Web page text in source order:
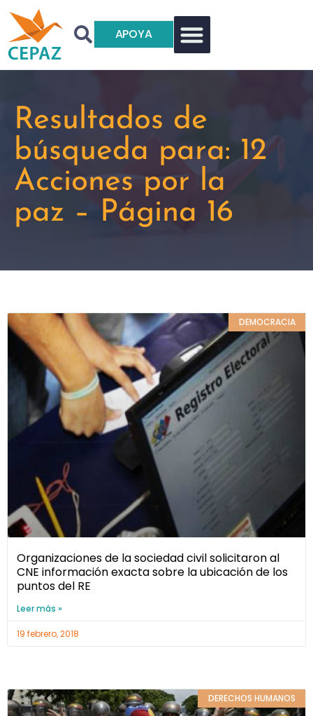
APOYA
Resultados de
búsqueda para: 12
Acciones por la
paz – Página 16
DEMOCRACIA
Organizaciones de la sociedad civil solicitaron al
CNE información exacta sobre la ubicación de los
puntos del RE
Leer más »
19 febrero, 2018
DERECHOS HUMANOS